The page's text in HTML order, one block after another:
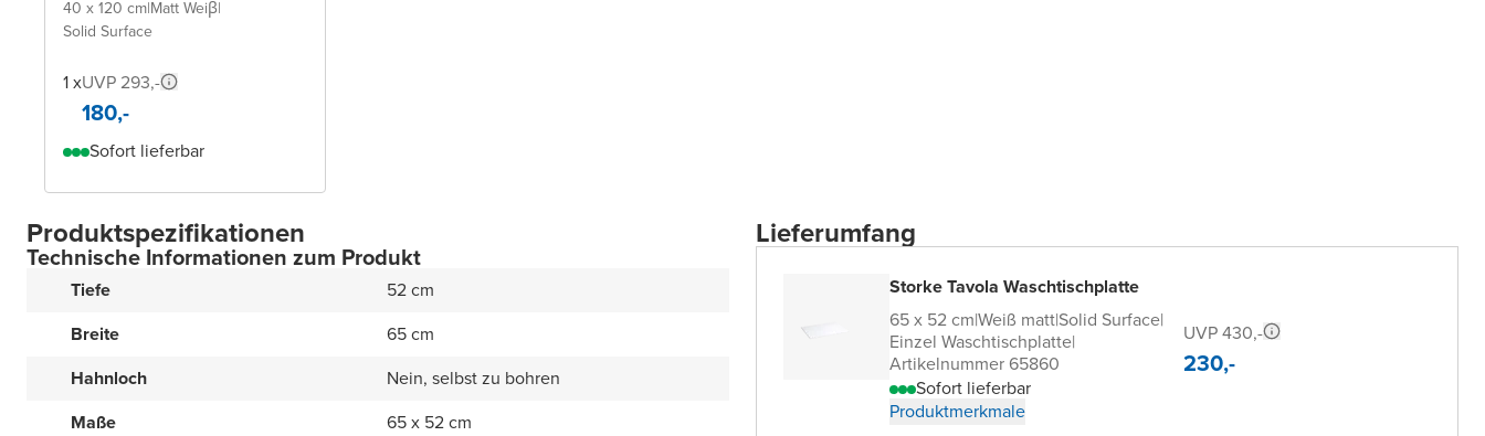
40 x 120 cm|Matt Weiβ|
Solid Surface
1 xUVP 293,-
180,-
Sofort lieferbar
Produktspezifikationen
Technische Informationen zum Produkt
Tiefe
52 cm
Breite
65 cm
Hahnloch
Nein, selbst zu bohren
Maße
65 x 52 cm
Lieferumfang
Storke Tavola Waschtischplatte
65 x 52 cm|Weiß matt|Solid Surface|
Einzel Waschtischplatte|
Artikelnummer 65860
Sofort lieferbar
Produktmerkmale
UVP 430,-
230,-